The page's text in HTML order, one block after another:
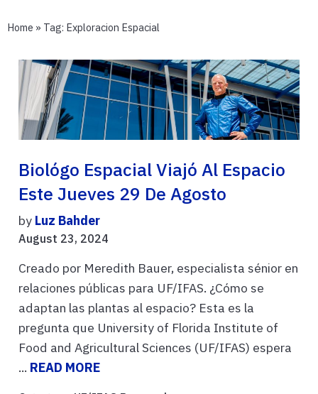
Home » Tag: Exploracion Espacial
Biológo Espacial Viajó Al Espacio
Este Jueves 29 De Agosto
by Luz Bahder
August 23, 2024
Creado por Meredith Bauer, especialista sénior en
relaciones públicas para UF/IFAS. ¿Cómo se
adaptan las plantas al espacio? Esta es la
pregunta que University of Florida Institute of
Food and Agricultural Sciences (UF/IFAS) espera
... READ MORE